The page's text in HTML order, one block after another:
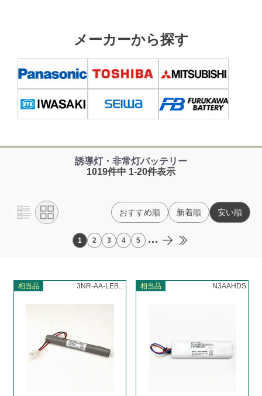
メーカーから探す
誘導灯・非常灯バッテリー
1019件中 1-20件表示
1 2 3 4 5 ...
おすすめ順 新着順 安い順
相当品 3NR-AA-LEB... 相当品 N3AAHDS